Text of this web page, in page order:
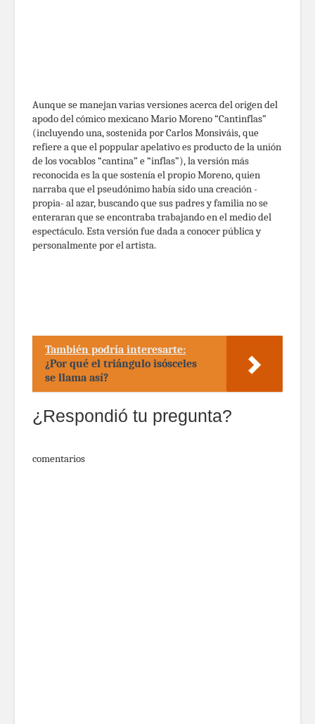
Aunque se manejan varias versiones acerca del origen del
apodo del cómico mexicano Mario Moreno “Cantinflas”
(incluyendo una, sostenida por Carlos Monsiváis, que
refiere a que el poppular apelativo es producto de la unión
de los vocablos “cantina” e “inflas”), la versión más
reconocida es la que sostenía el propio Moreno, quien
narraba que el pseudónimo había sido una creación -
propia- al azar, buscando que sus padres y familia no se
enteraran que se encontraba trabajando en el medio del
espectáculo. Esta versión fue dada a conocer pública y
personalmente por el artista.
También podría interesarte:
¿Por qué el triángulo isósceles
se llama así?
¿Respondió tu pregunta?
comentarios